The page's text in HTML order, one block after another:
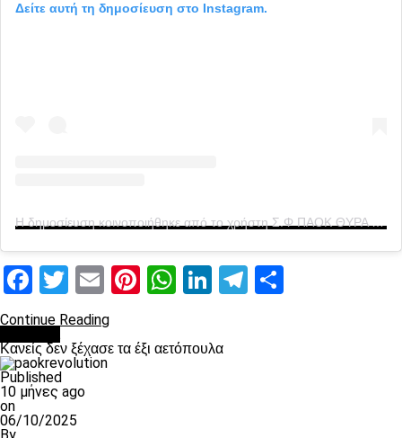
Δείτε αυτή τη δημοσίευση στο Instagram.
Η δημοσίευση κοινοποιήθηκε από το χρήστη Σ.Φ ΠΑΟΚ ΘΥΡΑ 4 1976 (@club_paok_gate4_official)
Facebook
Twitter
EmailPinterest
WhatsApp
LinkedInTelegram
Continue Reading
Κανείς δεν ξέχασε τα έξι αετόπουλα
Published
10 μήνες ago
on
06/10/2025